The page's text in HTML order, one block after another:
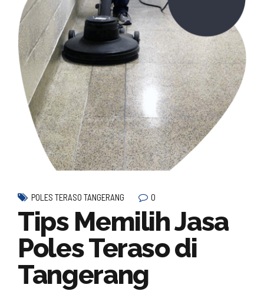
POLES TERASO TANGERANG 0
Tips Memilih Jasa
Poles Teraso di
Tangerang